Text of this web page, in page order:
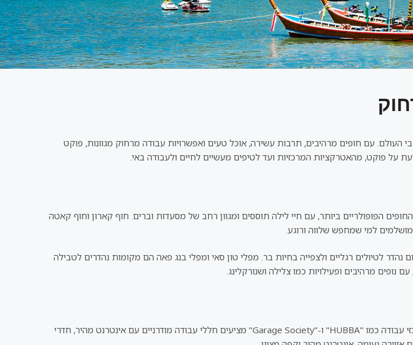
העולם. עם חופים מרהיבים, תרבות עשירה, אוכל טעים ואפשרויות עבודה מרחוק מגוונות, פוקט
על פוקט, מהאטרקציות המרכזיות ועד לטיפים מעשיים לחיים ולעבודה באי.
הפופולריים ביותר, עם חיי לילה תוססים ומגוון רחב של מסעדות וברים. חוף קארון וחוף קאטה
מושלמים למי שמחפש שלווה ורוגע.
לטיולים רגליים ולצפייה בחיות בר. מפלי טון סאי ומפלי בנג פאה הם מקומות נהדרים לטבילה
מרהיבים ופעילויות כמו צלילה ושנורקלינג.
פוקט מציעה מגוון רחב של מרכזי עבודה משותפים ובתי קפה המתאימים לעבודה מרחוק. מרכזי עבודה כמו "HUBBA" ו-"Garage Society" מציעים חללי עבודה מודרניים עם אינטרנט מהיר, חדרי